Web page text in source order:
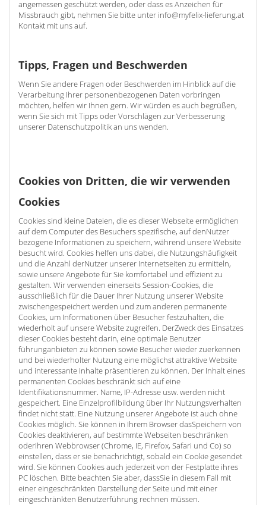
angemessen geschützt werden, oder dass es Anzeichen für
Missbrauch gibt, nehmen Sie bitte unter info@myfelix-lieferung.at
Kontakt mit uns auf.
Tipps, Fragen und Beschwerden
Wenn Sie andere Fragen oder Beschwerden im Hinblick auf die
Verarbeitung Ihrer personenbezogenen Daten vorbringen
möchten, helfen wir Ihnen gern. Wir würden es auch begrüßen,
wenn Sie sich mit Tipps oder Vorschlägen zur Verbesserung
unserer Datenschutzpolitik an uns wenden.
Cookies von Dritten, die wir verwenden
Cookies
Cookies sind kleine Dateien, die es dieser Webseite ermöglichen
auf dem Computer des Besuchers spezifische, auf denNutzer
bezogene Informationen zu speichern, während unsere Website
besucht wird. Cookies helfen uns dabei, die Nutzungshäufigkeit
und die Anzahl derNutzer unserer Internetseiten zu ermitteln,
sowie unsere Angebote für Sie komfortabel und effizient zu
gestalten. Wir verwenden einerseits Session-Cookies, die
ausschließlich für die Dauer Ihrer Nutzung unserer Website
zwischengespeichert werden und zum anderen permanente
Cookies, um Informationen über Besucher festzuhalten, die
wiederholt auf unsere Website zugreifen. DerZweck des Einsatzes
dieser Cookies besteht darin, eine optimale Benutzer
führunganbieten zu können sowie Besucher wieder zuerkennen
und bei wiederholter Nutzung eine möglichst attraktive Website
und interessante Inhalte präsentieren zu können. Der Inhalt eines
permanenten Cookies beschränkt sich auf eine
Identifikationsnummer. Name, IP-Adresse usw. werden nicht
gespeichert. Eine Einzelprofilbildung über Ihr Nutzungsverhalten
findet nicht statt. Eine Nutzung unserer Angebote ist auch ohne
Cookies möglich. Sie können in Ihrem Browser dasSpeichern von
Cookies deaktivieren, auf bestimmte Webseiten beschränken
oderIhren Webbrowser (Chrome, IE, Firefox, Safari und Co) so
einstellen, dass er sie benachrichtigt, sobald ein Cookie gesendet
wird. Sie können Cookies auch jederzeit von der Festplatte ihres
PC löschen. Bitte beachten Sie aber, dassSie in diesem Fall mit
einer eingeschränkten Darstellung der Seite und mit einer
eingeschränkten Benutzerführung rechnen müssen.